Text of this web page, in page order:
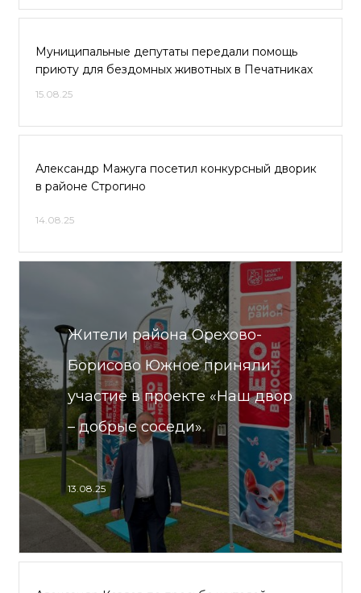
Муниципальные депутаты передали помощь
приюту для бездомных животных в Печатниках
15.08.25
Александр Мажуга посетил конкурсный дворик
в районе Строгино
14.08.25
Жители района Орехово-
Борисово Южное приняли
участие в проекте «Наш двор
– добрые соседи»
13.08.25